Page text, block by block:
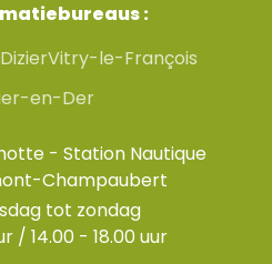
:
Vitry-le-François
en-Der
- Station Nautique
Champaubert
tot zondag
/ 14.00 - 18.00 uur